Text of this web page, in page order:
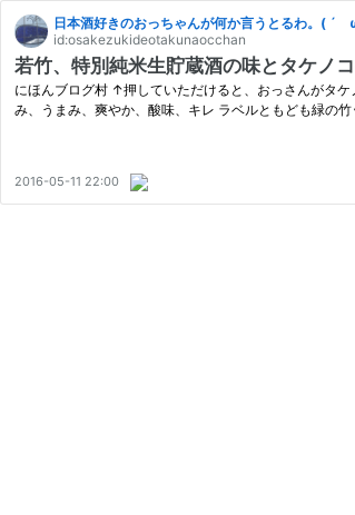
日本酒好きのおっちゃんが何か言うとるわ。( ´
id:osakezukideotakunaocchan
若竹、特別純米生貯蔵酒の味とタケノコ
にほんブログ村 ↑押していただけると、おっさんがタ
み、うまみ、爽やか、酸味、キレ ラベルともども緑の
2016-05-11 22:00